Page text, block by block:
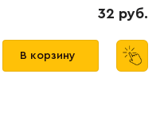
32 руб.
В корзину